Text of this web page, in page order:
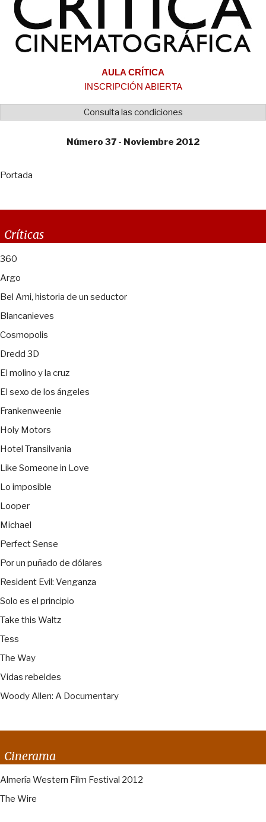
AULA CRÍTICA
INSCRIPCIÓN ABIERTA
Consulta las condiciones
Número 37 - Noviembre 2012
Portada
Críticas
360
Argo
Bel Ami, historia de un seductor
Blancanieves
Cosmopolis
Dredd 3D
El molino y la cruz
El sexo de los ángeles
Frankenweenie
Holy Motors
Hotel Transilvania
Like Someone in Love
Lo imposible
Looper
Michael
Perfect Sense
Por un puñado de dólares
Resident Evil: Venganza
Solo es el principio
Take this Waltz
Tess
The Way
Vidas rebeldes
Woody Allen: A Documentary
Cinerama
Almería Western Film Festival 2012
The Wire